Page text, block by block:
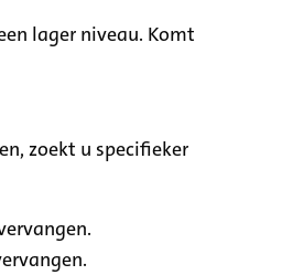
lager niveau. Komt
zoekt u specifieker